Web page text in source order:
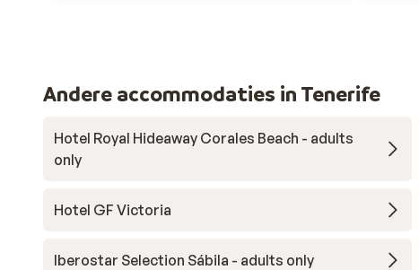
Andere accommodaties in Tenerife
Hotel Royal Hideaway Corales Beach - adults
only
Hotel GF Victoria
Iberostar Selection Sábila - adults only